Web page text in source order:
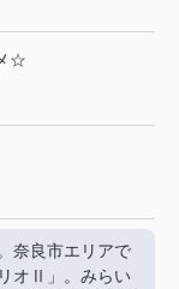
☆
奈良市エリアで
オⅡ」。みらい